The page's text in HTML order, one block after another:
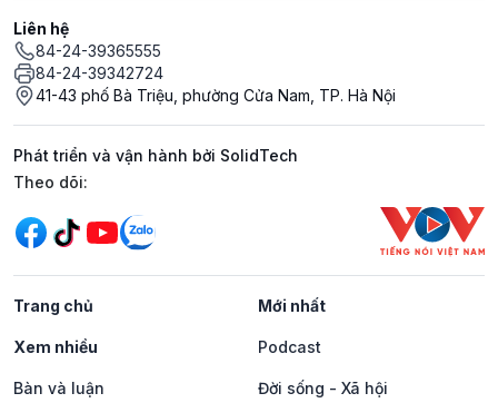
Liên hệ
84-24-39365555
84-24-39342724
41-43 phố Bà Triệu, phường Cửa Nam, TP. Hà Nội
Phát triển và vận hành bởi SolidTech
Mạng xã hội
Theo dõi:
Trang chủ Mới nhất
Xem nhiều Podcast
Bàn và luận Đời sống - Xã hội